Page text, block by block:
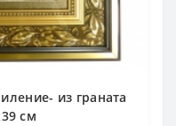
из граната
см